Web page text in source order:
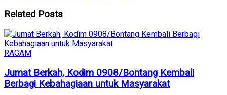
Related Posts
RAGAM
Jumat Berkah, Kodim 0908/Bontang Kembali
Berbagi Kebahagiaan untuk Masyarakat